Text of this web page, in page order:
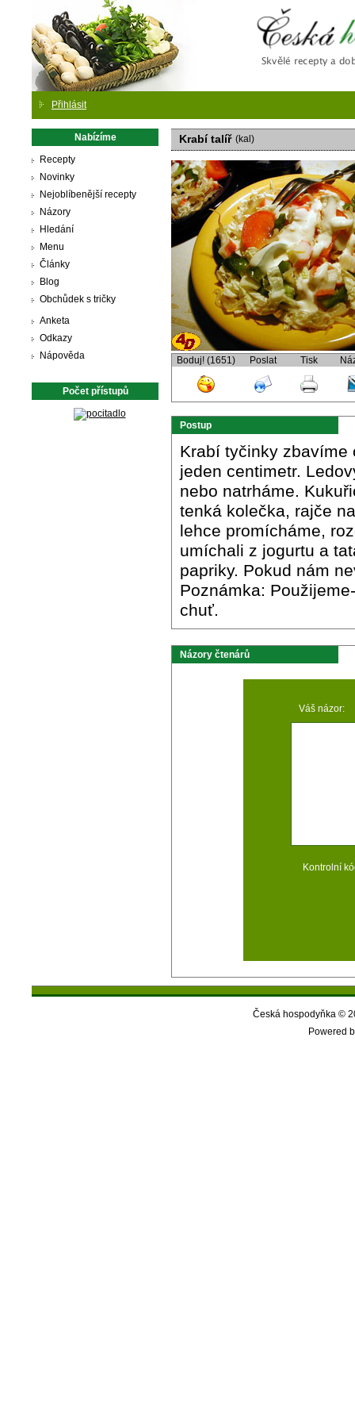
Přihlásit
Nabízíme
Recepty
Novinky
Nejoblíbenější recepty
Názory
Hledání
Menu
Články
Blog
Obchůdek s tričky
Anketa
Odkazy
Nápověda
Počet přístupů
Krabí talíř (kal)
Boduj! (1651) Poslat Tisk
Postup
Krabí tyčinky zbavíme
jeden centimetr.
nebo natrháme.
tenká kolečka, rajče
lehce promícháme,
umíchali z jogurtu a
papriky. Pokud nám
Poznámka:
chuť.
Názory čtenárů
Váš názor:
Kontrolní
Česká hospodyňka ©
Powered